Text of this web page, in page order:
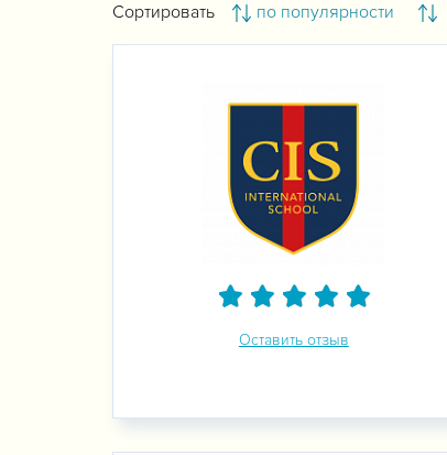
Сортировать по популярности
Оставить отзыв